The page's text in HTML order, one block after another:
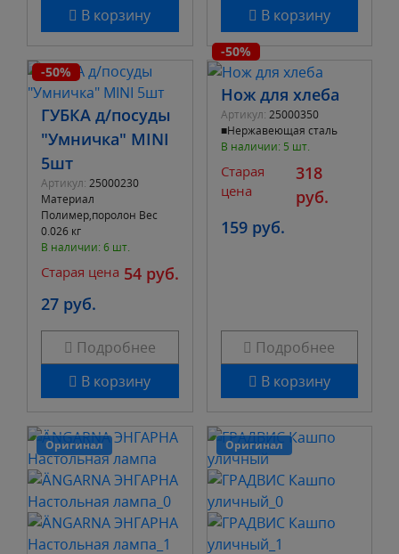
В корзину
В корзину
-50%
ГУБКА д/посуды
"Умничка" MINI
5шт
Артикул: 25000230
Материал
Полимер,поролон Вес
0.026 кг
В наличии: 6 шт.
Старая цена 54 руб.
27 руб.
Подробнее
В корзину
-50%
Нож для хлеба
Артикул: 25000350
■Нержавеющая сталь
В наличии: 5 шт.
Старая
цена
318
руб.
159 руб.
Подробнее
В корзину
Оригинал Оригинал